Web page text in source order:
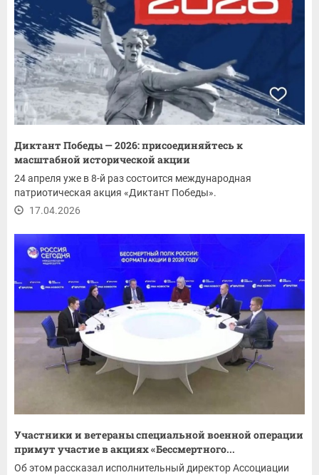
Диктант Победы — 2026: присоединяйтесь к
масштабной исторической акции
24 апреля уже в 8-й раз состоится международная
патриотическая акция «Диктант Победы».
17.04.2026
Участники и ветераны специальной военной операции
примут участие в акциях «Бессмертного...
Об этом рассказал исполнительный директор Ассоциации